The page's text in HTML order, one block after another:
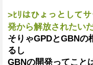
>ﾋﾘはひょっとして
発から解放されたい
そりゃGPDとGBNの
るし
GBNの開発ってこと